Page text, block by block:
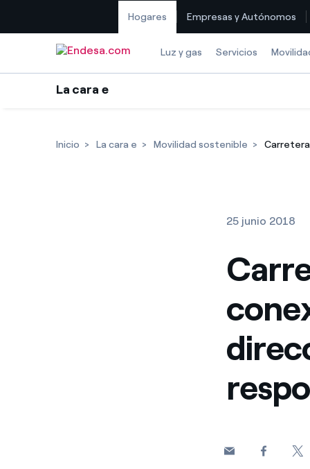
Hogares Empresas y Autónomos
Luz y gas Servicios
La cara e
Inicio La cara e Movilidad sostenible
25 junio 2018